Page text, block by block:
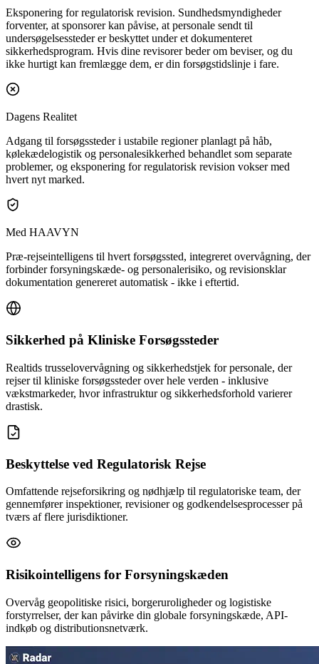
Eksponering for regulatorisk revision. Sundhedsmyndigheder
forventer, at sponsorer kan påvise, at personale sendt til
undersøgelsessteder er beskyttet under et dokumenteret
sikkerhedsprogram. Hvis dine revisorer beder om beviser, og du
ikke hurtigt kan fremlægge dem, er din forsøgstidslinje i fare.
Dagens Realitet
Adgang til forsøgssteder i ustabile regioner planlagt på håb,
kølekædelogistik og personalesikkerhed behandlet som separate
problemer, og eksponering for regulatorisk revision vokser med
hvert nyt marked.
Med HAAVYN
Præ-rejseintelligens til hvert forsøgssted, integreret overvågning, der
forbinder forsyningskæde- og personalerisiko, og revisionsklar
dokumentation genereret automatisk - ikke i eftertid.
Sikkerhed på Kliniske Forsøgssteder
Realtids trusselovervågning og sikkerhedstjek for personale, der
rejser til kliniske forsøgssteder over hele verden - inklusive
vækstmarkeder, hvor infrastruktur og sikkerhedsforhold varierer
drastisk.
Beskyttelse ved Regulatorisk Rejse
Omfattende rejseforsikring og nødhjælp til regulatoriske team, der
gennemfører inspektioner, revisioner og godkendelsesprocesser på
tværs af flere jurisdiktioner.
Risikointelligens for Forsyningskæden
Overvåg geopolitiske risici, borgeruroligheder og logistiske
forstyrrelser, der kan påvirke din globale forsyningskæde, API-
indkøb og distributionsnetværk.